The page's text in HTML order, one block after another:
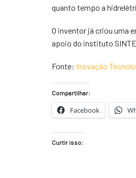
quanto tempo a
O inventor já criou uma
apoio do instituto
Fonte: Inovação
Compartilhar:
Facebook
Curtir isso: